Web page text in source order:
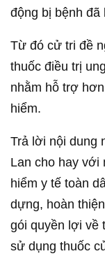
động bị bệnh
Từ đó cử tri đề
thuốc điều trị
nhằm hỗ trợ
hiểm.
Trả lời nội dung
Lan cho hay
hiểm y tế toàn
dựng, hoàn
gói quyền lợi về
sử dụng thuốc